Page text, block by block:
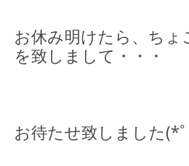
お休み明けたら、ちょ
を致しまして・・・
お待たせ致しました